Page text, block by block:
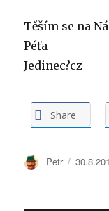
Těším se na
Péťa
Jedinec?cz
Share
Autor:
Petr